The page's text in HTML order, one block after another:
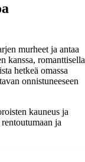
murheet ja antaa
kanssa, romanttisella
hetkeä omassa
onnistuneeseen
kauneus ja
ja